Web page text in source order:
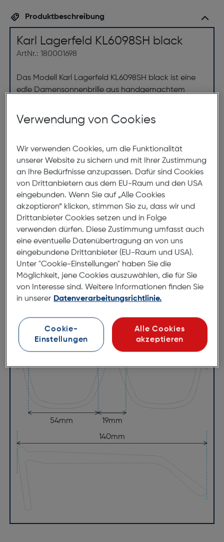
Produktbeschreibung
Karl Lagerfeld KL6098SH black
ArtNr.: 180001698
Das Modell Karl Lagerfeld KL6098SH black ist eine
edle Damensonnenbrille aus handgemachtem
die hohe, breite und eckige Form mit einem
einzigartigen Bügeldesign. Perfekt für die moderne
bevorzugt. Mit der Karl Lagerfeld KL6098SH black
setzen Sie nicht nur auf eine Sonnenbrille, sondern
auf ein modisches Accessoire, das Ihre Persönlichkeit
unterstreicht und Ihre Individualität hervorhebt.
Abmessungen
Brillenbreite:
142mm
Steg: 19mm
Glasbreite: 54mm
Bügellänge:140mm
142mm
19mm
54mm
140mm
Verwendung von Cookies
Wir verwenden Cookies, um die Funktionalität
unserer Website zu sichern und mit Ihrer Zustimmung
an Ihre Bedürfnisse anzupassen. Dafür sind Cookies
von Drittanbietern aus dem EU-Raum und den USA
eingebunden. Wenn Sie auf „Alle Cookies
akzeptieren“ klicken, stimmen Sie zu, dass wir und
Drittanbieter Cookies setzen und in Folge
verwenden dürfen. Diese Zustimmung umfasst auch
eine eventuelle Datenübertragung an von uns
eingebundene Drittanbieter (EU-Raum und USA).
Unter "Cookie-Einstellungen" haben Sie die
Möglichkeit, jene Cookies auszuwählen, die für Sie
von Interesse sind. Weitere Informationen finden Sie
in unserer Datenverarbeitungsrichtlinie.
Cookie-
Einstellungen
Alle Cookies
akzeptieren